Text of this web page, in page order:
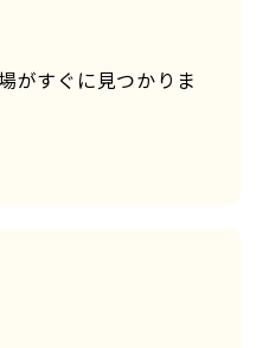
がすぐに見つかりま